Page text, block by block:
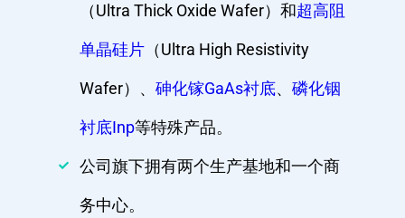
（Ultra Thick Oxide Wafer）和超高阻
单晶硅片 （Ultra High Resistivity
Wafer）、 砷化镓GaAs衬底、 磷化铟
衬底Inp等特殊产品。
公司旗下拥有两个生产基地和一个商
务中心。